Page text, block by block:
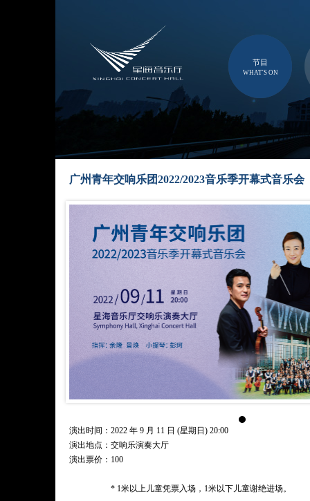
节目
WHAT'S ON
广州青年交响乐团2022/2023音乐季开幕式音乐会
演出时间：2022 年 9 月 11 日 (星期日) 20:00
演出地点：交响乐演奏大厅
演出票价： 100
* 1米以上儿童凭票入场，1米以下儿童谢绝进场。